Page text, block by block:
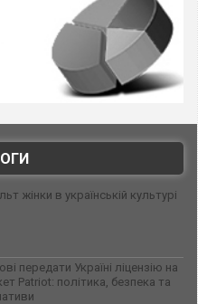
жінки в українській культурі
передати Україні ліцензію на
Patriot: політика, безпека та